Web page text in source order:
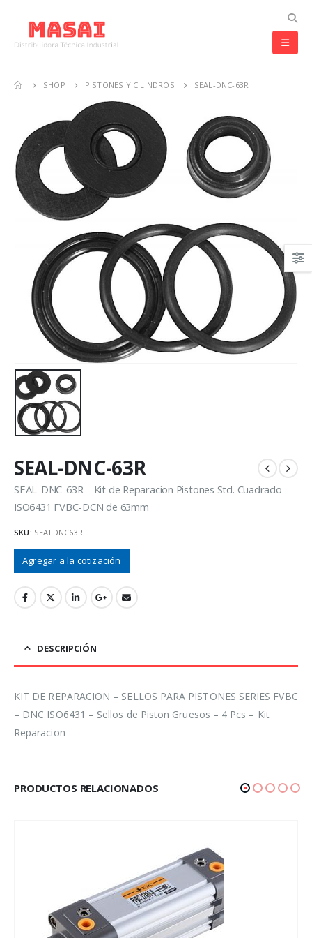
SHOP PISTONES Y CILINDROS SEAL-DNC-63R
SEAL-DNC-63R
SEAL-DNC-63R – Kit de Reparacion Pistones Std. Cuadrado
ISO6431 FVBC-DCN de 63mm
SKU: SEALDNC63R
Agregar a la cotización
DESCRIPCIÓN
KIT DE REPARACION – SELLOS PARA PISTONES SERIES FVBC
– DNC ISO6431 – Sellos de Piston Gruesos – 4 Pcs – Kit
Reparacion
PRODUCTOS RELACIONADOS